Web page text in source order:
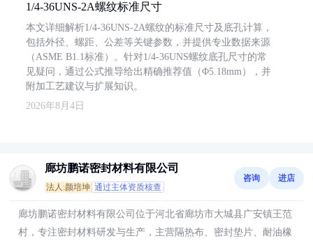
1/4-36UNS-2A螺纹标准尺寸
本文详细解析1/4-36UNS-2A螺纹的标准尺寸及底孔计算，
包括外径、螺距、公差等关键参数，并提供专业数据来源
（ASME B1.1标准）。针对1/4-36UNS螺纹底孔尺寸的常
见疑问，通过公式推导给出精确推荐值（Φ5.18mm），并
附加工艺建议与扩展知识。
2026年8月4日
廊坊鹏诺密封材料有限公司
法人:颜培坤 通过主体资质核查
咨询 进店
廊坊鹏诺密封材料有限公司位于河北省廊坊市大城县广安镇王范
村，专注密封材料研发与生产，主营隔热布、密封垫片、耐油橡